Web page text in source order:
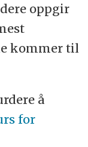
oppgir
kommer til
å
for